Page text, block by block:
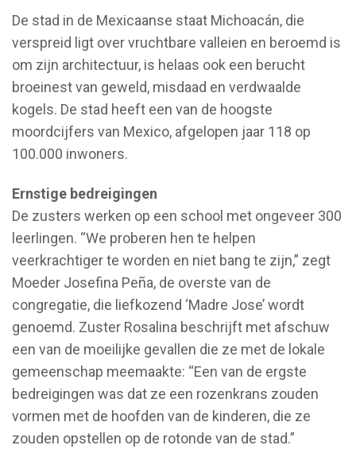
De stad in de Mexicaanse staat Michoacán, die
verspreid ligt over vruchtbare valleien en beroemd is
om zijn architectuur, is helaas ook een berucht
broeinest van geweld, misdaad en verdwaalde
kogels. De stad heeft een van de hoogste
moordcijfers van Mexico, afgelopen jaar 118 op
100.000 inwoners.
Ernstige bedreigingen
De zusters werken op een school met ongeveer 300
leerlingen. “We proberen hen te helpen
veerkrachtiger te worden en niet bang te zijn,” zegt
Moeder Josefina Peña, de overste van de
congregatie, die liefkozend ‘Madre Jose’ wordt
genoemd. Zuster Rosalina beschrijft met afschuw
een van de moeilijke gevallen die ze met de lokale
gemeenschap meemaakte: “Een van de ergste
bedreigingen was dat ze een rozenkrans zouden
vormen met de hoofden van de kinderen, die ze
zouden opstellen op de rotonde van de stad.”